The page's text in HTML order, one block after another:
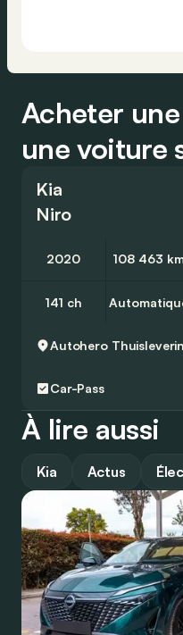
Acheter
une voiture
Kia
Niro
2020 108 463
141 ch
Autohero
Car-Pass
À lire aussi
Kia Actus